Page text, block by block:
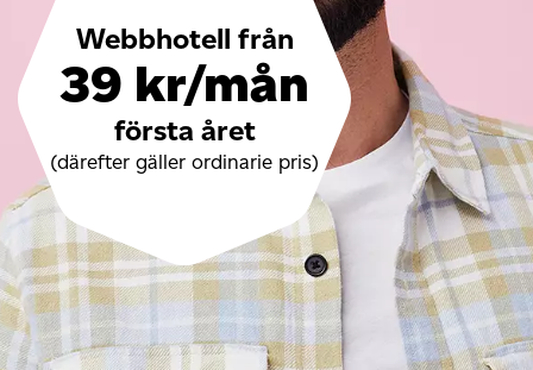
Webbhotell från
39 kr/mån
första året
(därefter gäller ordinarie pris)